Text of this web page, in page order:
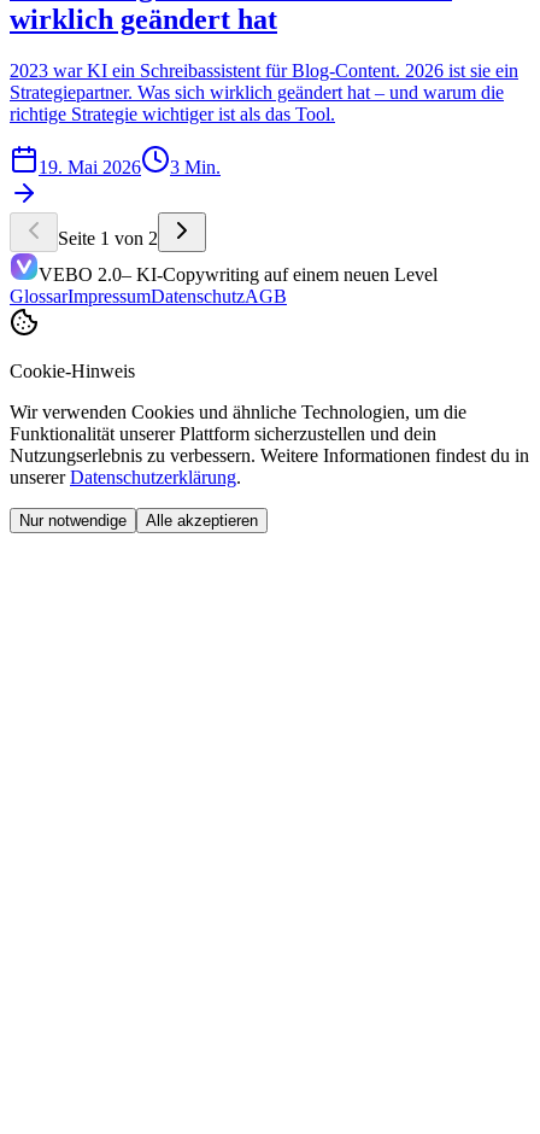
wirklich geändert hat
2023 war KI ein Schreibassistent für Blog-Content. 2026 ist sie ein
Strategiepartner. Was sich wirklich geändert hat – und warum die
richtige Strategie wichtiger ist als das Tool.
19. Mai 2026 3 Min.
Seite 1 von 2
VEBO 2.0– KI-Copywriting auf einem neuen Level
GlossarImpressumDatenschutzAGB
Cookie-Hinweis
Wir verwenden Cookies und ähnliche Technologien, um die
Funktionalität unserer Plattform sicherzustellen und dein
Nutzungserlebnis zu verbessern. Weitere Informationen findest du in
unsererDatenschutzerklärung.
Nur notwendige Alle akzeptieren